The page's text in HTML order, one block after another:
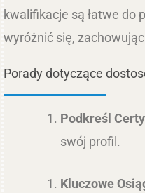
kwalifikacje są łatwe do
wyróżnić się,
Porady dotyczące
Podkreśl
swój profil.
Kluczowe